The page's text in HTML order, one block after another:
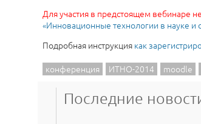
Для участия в предстоящем вебинаре
«Инновационные технологии в науке и
Подробная инструкция как
конференция
ИТНО-2014 moodle
Последние